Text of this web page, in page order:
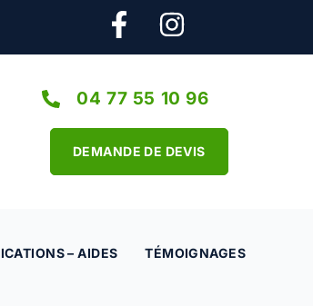
04 77 55 10 96
DEMANDE DE DEVIS
– AIDES TÉMOIGNAGES